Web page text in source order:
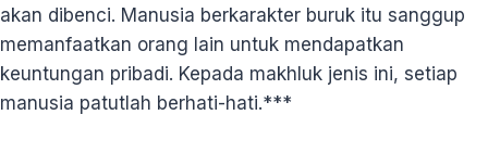
akan dibenci. Manusia berkarakter buruk itu sanggup
memanfaatkan orang lain untuk mendapatkan
keuntungan pribadi. Kepada makhluk jenis ini, setiap
manusia patutlah berhati-hati.***